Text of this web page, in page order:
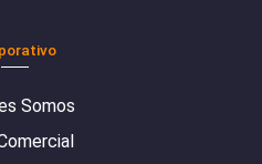
Somos